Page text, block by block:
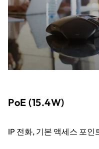
PoE (15.4W)
IP 전화, 기본 액세스 포인